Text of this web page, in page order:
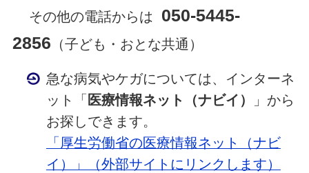
その他の電話からは 050-5445-
2856 （子ども・おとな共通）
急な病気やケガについては、インターネ
ット「 医療情報ネット（ナビイ）
」から
お探しできます。
「厚生労働省の医療情報ネット（ナビ
イ）」（外部サイトにリンクします）